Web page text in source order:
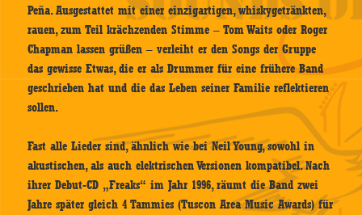
Peña. Ausgestattet mit einer einzigartigen, whiskygetränkten,
rauen, zum Teil krächzenden Stimme – Tom Waits oder Roger
Chapman lassen grüßen – verleiht er den Songs der Gruppe
das gewisse Etwas, die er als Drummer für eine frühere Band
geschrieben hat und die das Leben seiner Familie reflektieren
sollen.
Fast alle Lieder sind, ähnlich wie bei Neil Young, sowohl in
akustischen, als auch elektrischen Versionen kompatibel. Nach
ihrer Debut-CD „Freaks“ im Jahr 1996, räumt die Band zwei
Jahre später gleich 4 Tammies (Tuscon Area Music Awards) für